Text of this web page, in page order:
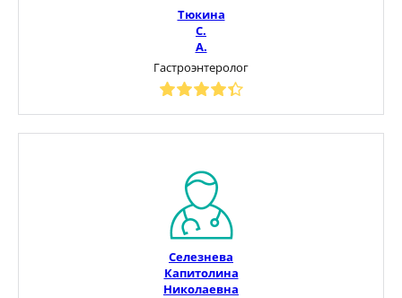
Тюкина
С.
А.
Гастроэнтеролог
Селезнева
Капитолина
Николаевна